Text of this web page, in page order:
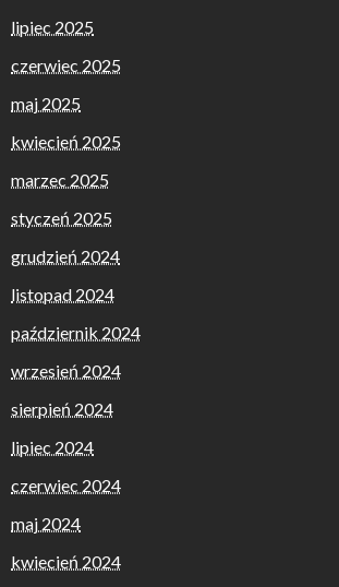
lipiec 2025
czerwiec 2025
maj 2025
kwiecień 2025
marzec 2025
styczeń 2025
grudzień 2024
listopad 2024
październik 2024
wrzesień 2024
sierpień 2024
lipiec 2024
czerwiec 2024
maj 2024
kwiecień 2024